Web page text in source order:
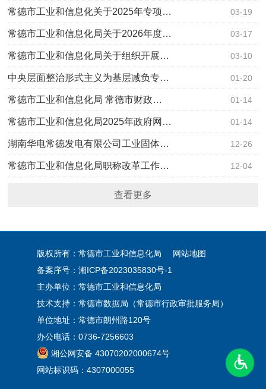
03-19
常德市工业和信息化关于2025年专项…
03-17
常德市工业和信息化局关于2026年度…
03-10
常德市工业和信息化局关于组织开展…
01-20
中央层面整治形式主义为基层减负专…
01-14
常德市工业和信息化局 常德市财政…
01-14
常德市工业和信息化局2025年政府网…
12-26
湖南华电常德发电有限公司工业固体…
12-04
常德市工业和信息化局职称改革工作…
查看更多
版权所有：常德市工业和信息化局
网站地图
备案序号： 湘ICP备2023035830号-1
主办单位：常德市工业和信息化局
技术支持：常德市数据局（常德市行政审批服务局）
单位地址：常德市朗州路120号
办公电话：0736-7256603
湘公网安备 43070202000674号
网站标识码：4307000055